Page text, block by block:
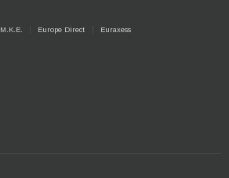
Μ.Κ.Ε. Europe Direct Euraxess